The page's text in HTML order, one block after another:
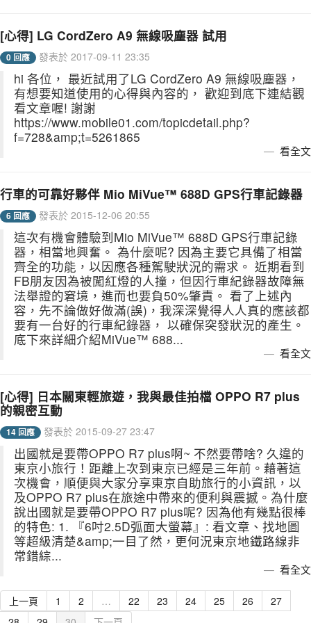
[心得] LG CordZero A9 無線吸塵器 試用
0 回應 發表於 2017-09-11 23:35
hi 各位， 最近試用了LG CordZero A9 無線吸塵器，
有想要知道使用的心得與內容的， 歡迎到底下連結觀
看文章喔! 謝謝
https://www.mobile01.com/topicdetail.php?
f=728&amp;t=5261865
看全文
行車的可靠好夥伴 Mio MiVue™ 688D GPS行車記錄器
6 回應 發表於 2015-12-06 20:55
這次有機會體驗到Mio MiVue™ 688D GPS行車記錄
器，相當地興奮。 為什麼呢? 因為主要它具備了相當
齊全的功能，以因應各種駕駛狀況的需求。 近期看到
FB朋友因為被闖紅燈的人撞，但因行車紀錄器故障無
法舉證的窘境，進而也要負50%肇責。 看了上述內
容，先不論做好做滿(誤)，我深深覺得人人真的應該都
要有一台好的行車紀錄器， 以確保突發狀況的產生。
底下來詳細介紹MiVue™ 688...
看全文
[心得] 日本關東輕旅遊，我與最佳拍檔 OPPO R7 plus
的親密互動
14 回應 發表於 2015-09-27 23:47
出國就是要帶OPPO R7 plus啊~ 不然要帶啥? 久違的
東京小旅行！距離上次到東京已經是三年前。藉著這
次機會，順便與大家分享東京自助旅行的小資訊，以
及OPPO R7 plus在旅途中帶來的便利與震撼。為什麼
說出國就是要帶OPPO R7 plus呢? 因為他有幾點很棒
的特色: 1. 『6吋2.5D弧面大螢幕』: 看文章、找地圖
等超級清楚&amp;一目了然，更何況東京地鐵路線非
常錯綜...
看全文
上一頁 1 2 … 22 23 24 25 26
27